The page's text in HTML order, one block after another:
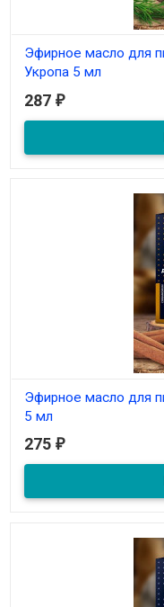
Эфирное масло для
Укропа 5 мл
В наличии
Эфирное масло для
287 ₽
Эфирное масло для
5 мл
В наличии
Эфирное масло для
275 ₽